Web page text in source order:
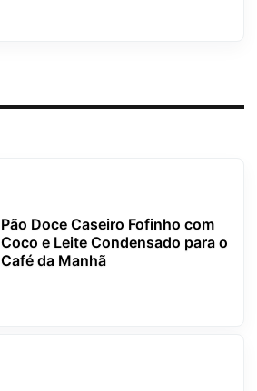
Pão Doce Caseiro Fofinho com
Coco e Leite Condensado para o
Café da Manhã